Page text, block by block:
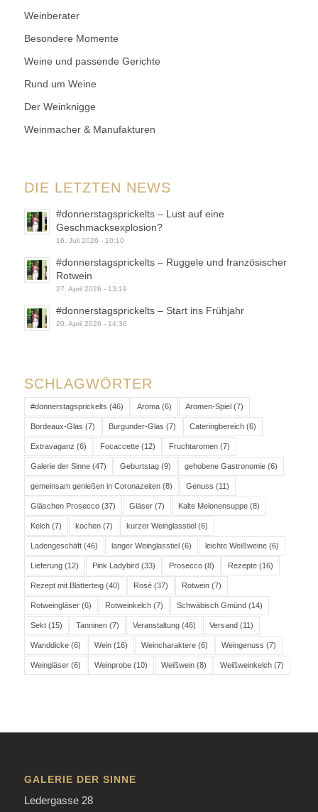
Weinberater
Besondere Momente
Weine und passende Gerichte
Rund um Weine
Der Weinknigge
Weinmacher & Manufakturen
DIE LETZTEN NEWS
#donnerstagsprickelts – Lust auf eine
Geschmacksexplosion?
16. Juli 2026 - 10:10
#donnerstagsprickelts – Ruggele und französischer
Rotwein
27. April 2026 - 13:19
#donnerstagsprickelts – Start ins Frühjahr
20. April 2026 - 14:36
SCHLAGWÖRTER
#donnerstagsprickelts (46) Aroma(6) Aromen-Spiel (7)
Bordeaux-Glas (7) Burgunder-Glas (7) Cateringbereich(6)
Extravaganz (6) Focaccette(12) Fruchtaromen(7)
Galerie der Sinne(47) Geburtstag(9) gehobene Gastronomie(6)
gemeinsam genießen in Coronazeiten(8) Genuss (11)
Gläschen Prosecco(37) Gläser(7) Kalte Melonensuppe(8)
Kelch(7) kochen(7) kurzer Weinglasstiel (6)
Ladengeschäft(46) langer Weinglasstiel (6) leichte Weißweine(6)
Lieferung(12) Pink Ladybird (33) Prosecco(8) Rezepte(16)
Rezept mit Blätterteig(40) Rosé(37) Rotwein(7)
Rotweingläser(6) Rotweinkelch(7) Schwäbisch Gmünd (14)
Sekt(15) Tanninen(7) Veranstaltung(46) Versand (11)
Wanddicke(6) Wein(16) Weincharaktere(6) Weingenuss (7)
Weingläser(6) Weinprobe(10) Weißwein(8) Weißweinkelch(7)
GALERIE DER SINNE
Ledergasse 28